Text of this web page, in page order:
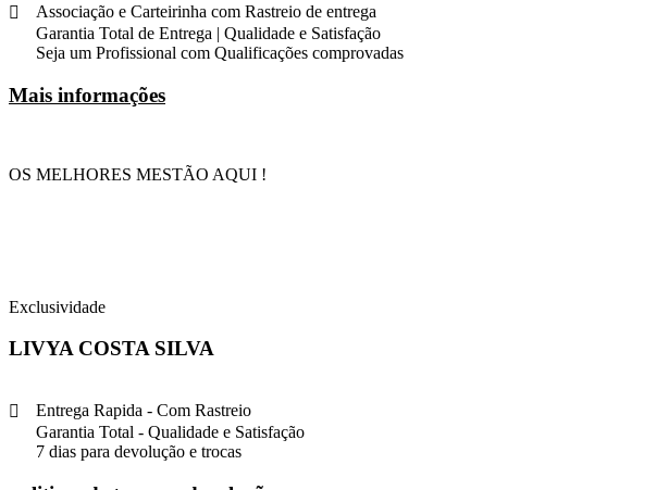
Associação e Carteirinha com Rastreio de entrega
Garantia Total de Entrega | Qualidade e Satisfação
Seja um Profissional com Qualificações comprovadas
Mais informações
OS MELHORES MESTÃO AQUI !
Exclusividade
LIVYA COSTA SILVA
Entrega Rapida - Com Rastreio
Garantia Total - Qualidade e Satisfação
7 dias para devolução e trocas